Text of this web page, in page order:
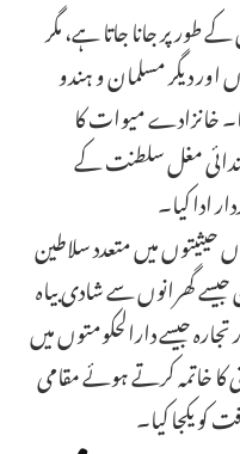
طور پر جانا جاتا ہے، مگر
اور دیگر مسلمان و ہندو
خانزادے میوات کا
مغل سلطنت کے
ادا کیا۔
حیثیتوں میں متعدد سلاطین
گھرانوں سے شادی بیاہ
جیسے دارالحکومتوں میں
کا خاتمہ کرتے ہوئے مقامی
یکجا کیا۔